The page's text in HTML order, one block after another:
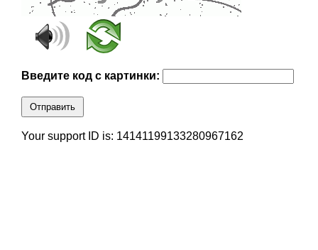
Введите код с картинки:
Отправить
Your support ID is: 14141199133280967162